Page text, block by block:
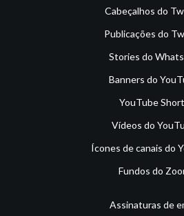
Cabeçalhos do
Publicações do
Stories do
Banners do
YouTube
Vídeos do
Ícones de canais do
Fundos do
Assinaturas de